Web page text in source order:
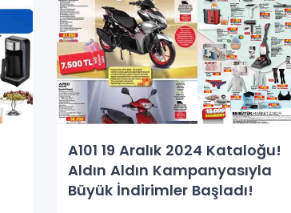
A101 19 Aralık 2024 Kataloğu!
Aldın Aldın Kampanyasıyla
Büyük İndirimler Başladı!